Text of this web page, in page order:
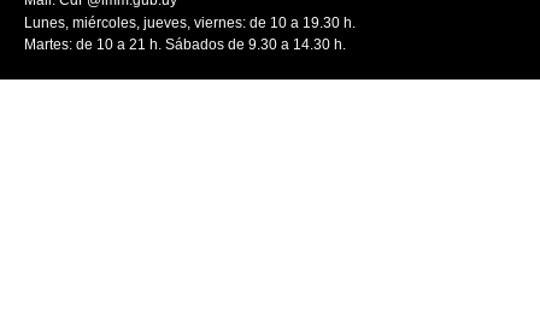
Lunes, miércoles, jueves, viernes: de 10 a 19.30 h.
Martes: de 10 a 21 h. Sábados de 9.30 a 14.30 h.